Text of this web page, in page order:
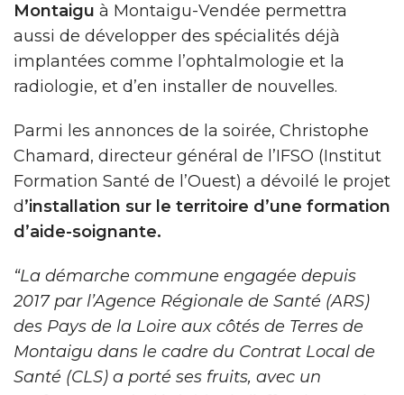
Montaigu à Montaigu-Vendée permettra
aussi de développer des spécialités déjà
implantées comme l’ophtalmologie et la
radiologie, et d’en installer de nouvelles.
Parmi les annonces de la soirée, Christophe
Chamard, directeur général de l’IFSO (Institut
Formation Santé de l’Ouest) a dévoilé le projet
d’installation sur le territoire d’une formation
d’aide-soignante.
“La démarche commune engagée depuis
2017 par l’Agence Régionale de Santé (ARS)
des Pays de la Loire aux côtés de Terres de
Montaigu dans le cadre du Contrat Local de
Santé (CLS) a porté ses fruits, avec un